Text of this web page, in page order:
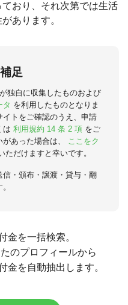
おり、それ次第では生活
あります。
足
独自に収集したものおよび
タ を利用したものとなりま
トをご確認のうえ、申請
は 利用規約 14 条 2 項 をご
あった場合は、
ここをク
ただけますと幸いです。
信・頒布・譲渡・貸与・翻
金を一括検索。
のプロフィールから
金を自動抽出します。